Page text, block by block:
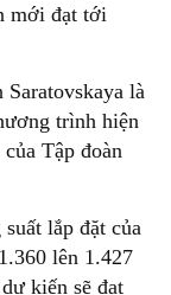
mới đạt tới
là
trình hiện
Tập đoàn
lắp đặt của
lên 1.427
kiến sẽ đạt